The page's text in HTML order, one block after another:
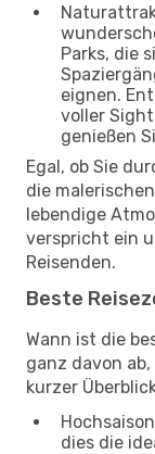
Parks, die
eignen.
voller
genießen
Egal, ob Sie
die
lebendige
verspricht ein
Reisenden.
Beste
Wann ist die
ganz davon
kurzer
dies die